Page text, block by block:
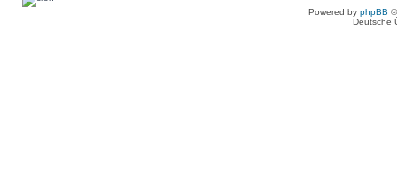
Powered by phpBB
Deutsche